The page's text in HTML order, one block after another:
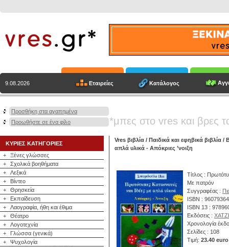
9.08.2026 Εταιρείες Κατάλογος
Προσθήκη στα αγαπημένα
Προωθήστε σε ένα φίλο
*μπες στο vres και βρες
ΚΥΡΙΕΣ ΚΑΤΗΓΟΡΙΕΣ
+
Ξένες γλώσσες
+
Σχολικά βοηθήματα
+
Λεξικά
+
Βίντεο
+
Θρησκεία
+
Εκπαίδευση
+
Λαογραφία, ήθη και έθιμα
+
Θέατρο
+
Λογοτεχνία
+
Γλώσσα (γενικά)
+
Ψυχολογία
Vres βιβλία / Παιδικά και εφηβικά βιβλία /
απλά υλικά - Απόκριες ’νοιξη
Τίτλος :
Με πατρόν
Συγγραφέας :
ISBN :
ISBN 13 :
Εκδόσεις :
Χρονολογία
Σελίδες : 108
Τιμή: 23.40 euro